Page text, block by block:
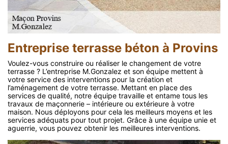
Entreprise terrasse béton à Provins
Voulez-vous construire ou réaliser le changement de votre
terrasse ? L’entreprise M.Gonzalez et son équipe mettent à
votre service des interventions pour la création et
l’aménagement de votre terrasse. Mettant en place des
services de qualité, notre équipe travaille et entame tous les
travaux de maçonnerie – intérieure ou extérieure à votre
maison. Nous déployons pour cela les meilleurs moyens et les
services adéquats pour tout projet. Grâce à une équipe unie et
aguerrie, vous pouvez obtenir les meilleures interventions.